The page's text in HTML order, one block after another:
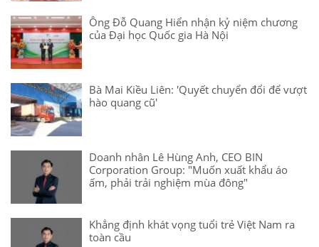
Ông Đỗ Quang Hiển nhận kỷ niệm chương
của Đại học Quốc gia Hà Nội
Bà Mai Kiều Liên: 'Quyết chuyển đổi để vượt
hào quang cũ'
Doanh nhân Lê Hùng Anh, CEO BIN
Corporation Group: "Muốn xuất khẩu áo
ấm, phải trải nghiệm mùa đông"
Khẳng định khát vọng tuổi trẻ Việt Nam ra
toàn cầu